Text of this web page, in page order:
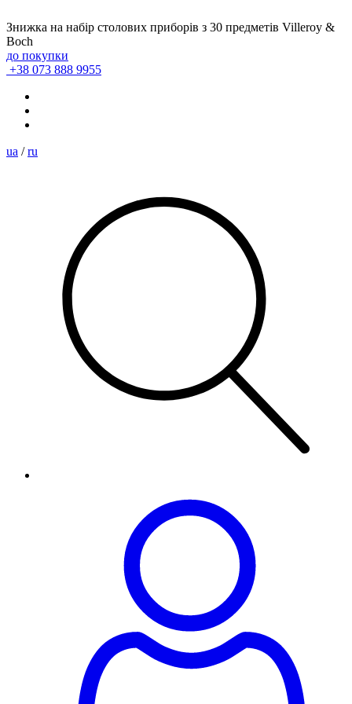
Знижка на набір столових приборів з 30 предметів Villeroy &
Boch
до покупки
+38 073 888 9955
ua / ru